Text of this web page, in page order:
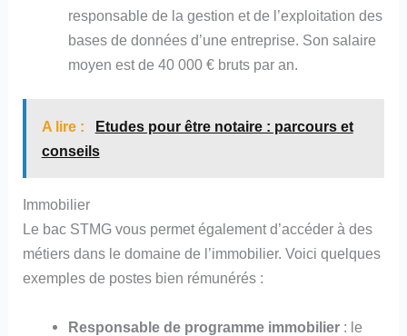
responsable de la gestion et de l’exploitation des
bases de données d’une entreprise. Son salaire
moyen est de 40 000 € bruts par an.
A lire :
Etudes pour être notaire : parcours et
conseils
Immobilier
Le bac STMG vous permet également d’accéder à des
métiers dans le domaine de l’immobilier. Voici quelques
exemples de postes bien rémunérés :
Responsable de programme immobilier: le